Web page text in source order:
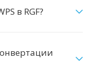
в RGF?